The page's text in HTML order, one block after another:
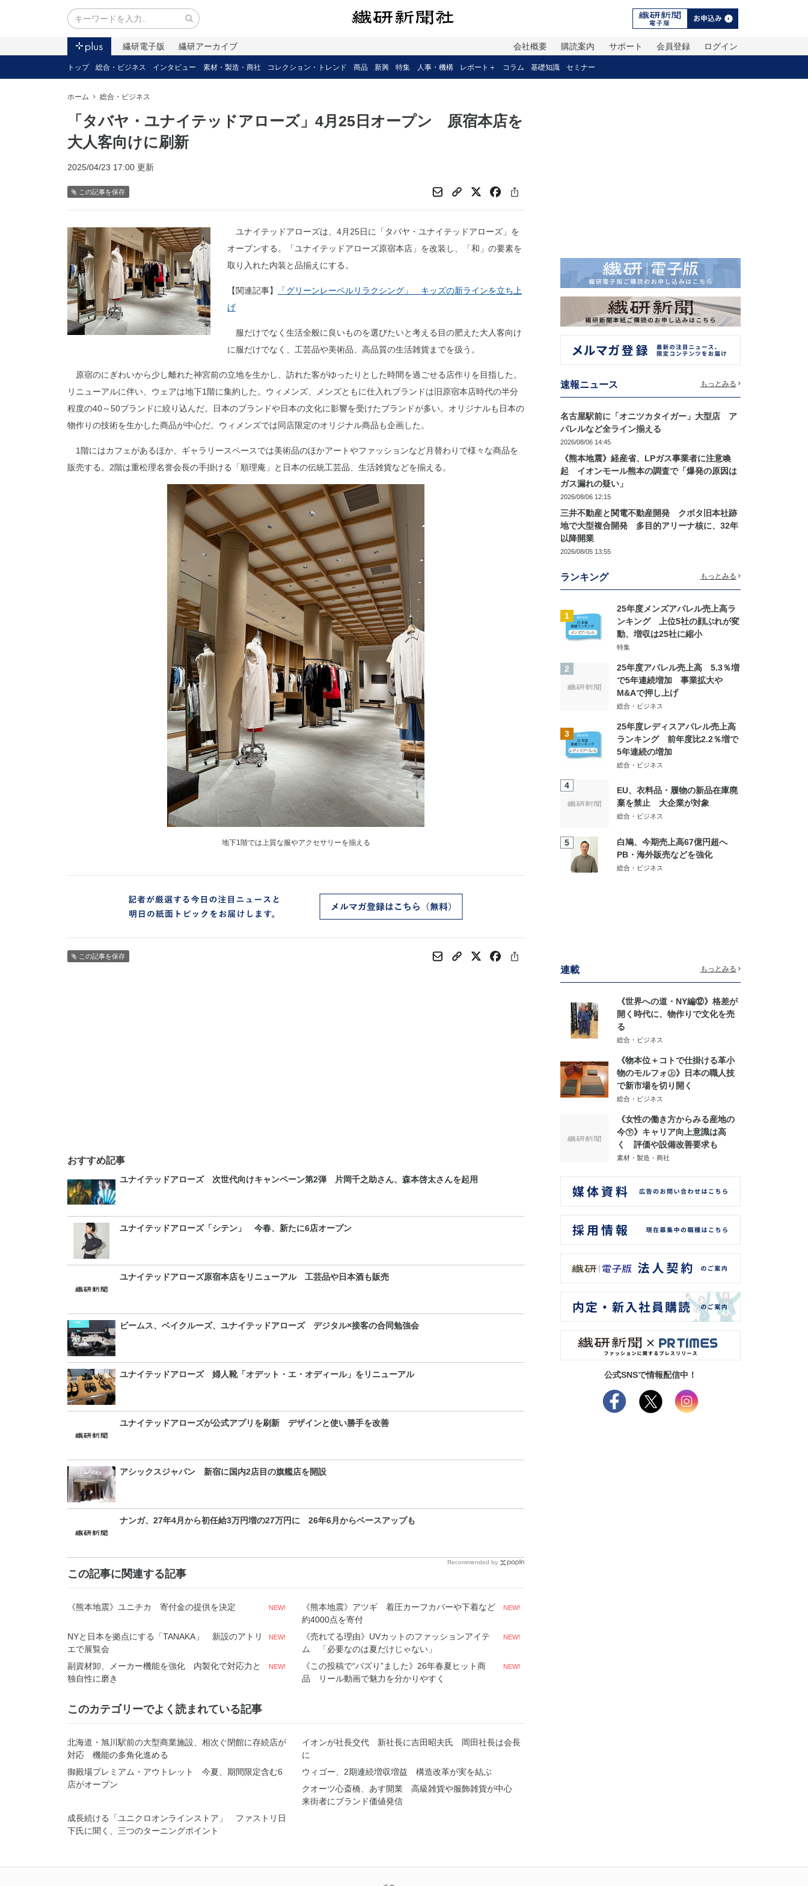
繊研電子版 繊研アーカイブ ログイン
会員登録
サポート
購読案内
会社概要
トップ 総合・ビジネス インタビュー 素材・製造・商社 コレクション・トレンド 商品 新興 特集 人事・機構 レポート＋ コラム 基礎知識 セミナー
ホーム 総合・ビジネス
「タバヤ・ユナイテッドアローズ」4月25日オープン 原宿本店を
大人客向けに刷新
2025/04/23 17:00 更新
この記事を保存
ユナイテッドアローズは、4月25日に「タバヤ・ユナイテッドアローズ」を
オープンする。「ユナイテッドアローズ原宿本店」を改装し、「和」の要素を
取り入れた内装と品揃えにする。
【関連記事】
「グリーンレーベルリラクシング」 キッズの新ラインを立ち上
げ
服だけでなく生活全般に良いものを選びたいと考える目の肥えた大人客向け
に服だけでなく、工芸品や美術品、高品質の生活雑貨までを扱う。
原宿のにぎわいから少し離れた神宮前の立地を生かし、訪れた客がゆったりとした時間を過ごせる店作りを目指した。
リニューアルに伴い、ウェアは地下1階に集約した。ウィメンズ、メンズともに仕入れブランドは旧原宿本店時代の半分
程度の40～50ブランドに絞り込んだ。日本のブランドや日本の文化に影響を受けたブランドが多い。オリジナルも日本の
物作りの技術を生かした商品が中心だ。ウィメンズでは同店限定のオリジナル商品も企画した。
1階にはカフェがあるほか、ギャラリースペースでは美術品のほかアートやファッションなど月替わりで様々な商品を
販売する。2階は重松理名誉会長の手掛ける「順理庵」と日本の伝統工芸品、生活雑貨などを揃える。
地下1階では上質な服やアクセサリーを揃える
この記事を保存
おすすめ記事
ユナイテッドアローズ 次世代向けキャンペーン第2弾 片岡千之助さん、森本啓太さんを起用
ユナイテッドアローズ「シテン」 今春、新たに6店オープン
ユナイテッドアローズ原宿本店をリニューアル 工芸品や日本酒も販売
ビームス、ベイクルーズ、ユナイテッドアローズ デジタル×接客の合同勉強会
ユナイテッドアローズ 婦人靴「オデット・エ・オディール」をリニューアル
ユナイテッドアローズが公式アプリを刷新 デザインと使い勝手を改善
アシックスジャパン 新宿に国内2店目の旗艦店を開設
ナンガ、27年4月から初任給3万円増の27万円に 26年6月からベースアップも
Recommended by
この記事に関連する記事
《熊本地震》ユニチカ 寄付金の提供を決定 NEW!
《熊本地震》アツギ 着圧カーフカバーや下着など
約4000点を寄付
NEW!
NYと日本を拠点にする「TANAKA」 新設のアトリ
エで展覧会
NEW!
《売れてる理由》UVカットのファッションアイテ
ム 「必要なのは夏だけじゃない」
NEW!
副資材卸、メーカー機能を強化 内製化で対応力と
独自性に磨き
NEW!
《この投稿で“バズり”ました》26年春夏ヒット商
品 リール動画で魅力を分かりやすく
NEW!
このカテゴリーでよく読まれている記事
北海道・旭川駅前の大型商業施設、相次ぐ閉館に存続店が
対応 機能の多角化進める
イオンが社長交代 新社長に吉田昭夫氏 岡田社長は会長
に
御殿場プレミアム・アウトレット 今夏、期間限定含む6
店がオープン
ウィゴー、2期連続増収増益 構造改革が実を結ぶ
クオーツ心斎橋、あす開業 高級雑貨や服飾雑貨が中心
来街者にブランド価値発信
成長続ける「ユニクロオンラインストア」 ファストリ日
下氏に聞く、三つのターニングポイント
速報ニュース もっとみる
名古屋駅前に「オニツカタイガー」大型店 ア
パレルなど全ライン揃える
2026/08/06 14:45
《熊本地震》経産省、LPガス事業者に注意喚
起 イオンモール熊本の調査で「爆発の原因は
ガス漏れの疑い」
2026/08/06 12:15
三井不動産と関電不動産開発 クボタ旧本社跡
地で大型複合開発 多目的アリーナ核に、32年
以降開業
2026/08/05 13:55
ランキング もっとみる
1
25年度メンズアパレル売上高ラ
ンキング 上位5社の顔ぶれが変
動、増収は25社に縮小
特集
2
25年度アパレル売上高 5.3％増
で5年連続増加 事業拡大や
M&Aで押し上げ
総合・ビジネス
3
25年度レディスアパレル売上高
ランキング 前年度比2.2％増で
5年連続の増加
総合・ビジネス
4
EU、衣料品・履物の新品在庫廃
棄を禁止 大企業が対象
総合・ビジネス
5
白鳩、今期売上高67億円超へ
PB・海外販売などを強化
総合・ビジネス
連載 もっとみる
《世界への道・NY編⑫》格差が
開く時代に、物作りで文化を売
る
総合・ビジネス
《物本位＋コトで仕掛ける革小
物のモルフォ㊤》日本の職人技
で新市場を切り開く
総合・ビジネス
《女性の働き方からみる産地の
今㊦》キャリア向上意識は高
く 評価や設備改善要求も
素材・製造・商社
公式SNSで情報配信中！